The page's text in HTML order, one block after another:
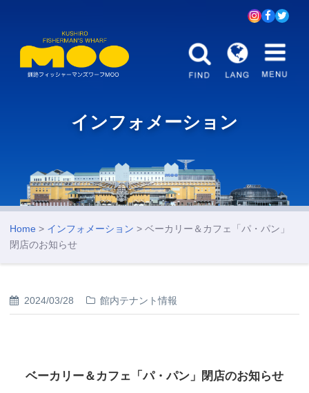
インフォメーション
Home > インフォメーション > ベーカリー＆カフェ「パ・パン」
閉店のお知らせ
2024/03/28 館内テナント情報
ベーカリー＆カフェ「パ・パン」閉店のお知らせ